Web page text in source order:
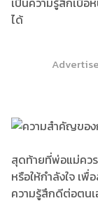
ได้
สุดท้ายที่พ่อแม่คว
หรือให้กำลังใจ เ
ความรู้สึกดีต่อตนเ